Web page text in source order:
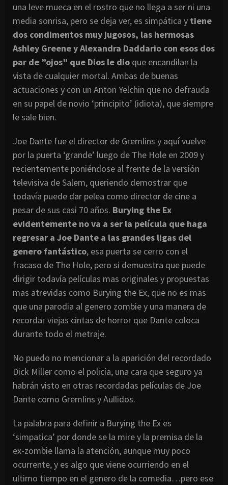
una leve mueca en el rostro que no llega a ser ni una
media sonrisa, pero se deja ver, es simpática y tiene
dos condimentos muy jugosos, las hermosas
Ashley Greene y Alexandra Daddario con esos dos
par de ”ojos” que Dios le dio que encandilan la
vista de cualquier mortal. Ambas de buenas
actuaciones y con un Anton Yelchin que no defrauda
en su papel de novio ‘principito’ (idiota), que siempre
le sale bien.
Joe Dante fue el director de Gremlins y aquí vuelve
por la puerta ‘grande’ luego de The Hole en 2009 y
recientemente poniéndose al frente de la versión
televisiva de Salem, queriendo demostrar que
todavía puede dar pelea como director de cine a
pesar de sus casi 70 años. Burying the Ex
evidentemente no va a ser la película que haga
regresar a Joe Dante a las grandes ligas del
genero fantástico, esa puerta se cerro con el
fracaso de The Hole, pero si demuestra que puede
dirigir todavía películas mas originales y propuestas
mas atrevidas como Burying the Ex, que no es mas
que una parodia al genero zombie y una manera de
recordar viejas cintas de horror que Dante coloca
durante todo el metraje.
No puedo no mencionar a la aparición del recordado
Dick Miller como el policía, una cara que seguro ya
habrán visto en otras recordadas películas de Joe
Dante como Gremlins y Aullidos.
La palabra para definir a Burying the Ex es
‘simpatica’ por donde se la mire y la premisa de la
ex-zombie llama la atención, aunque muy poco
ocurrente, y es algo que viene ocurriendo en el
ultimo tiempo en el genero de la comedia…pero ese